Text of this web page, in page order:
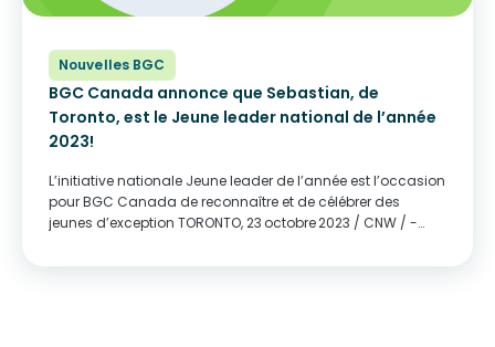
Nouvelles BGC
BGC Canada annonce que Sebastian, de
Toronto, est le Jeune leader national de l’année
2023!
L’initiative nationale Jeune leader de l’année est l’occasion
pour BGC Canada de reconnaître et de célébrer des
jeunes d’exception TORONTO, 23 octobre 2023 / CNW / -